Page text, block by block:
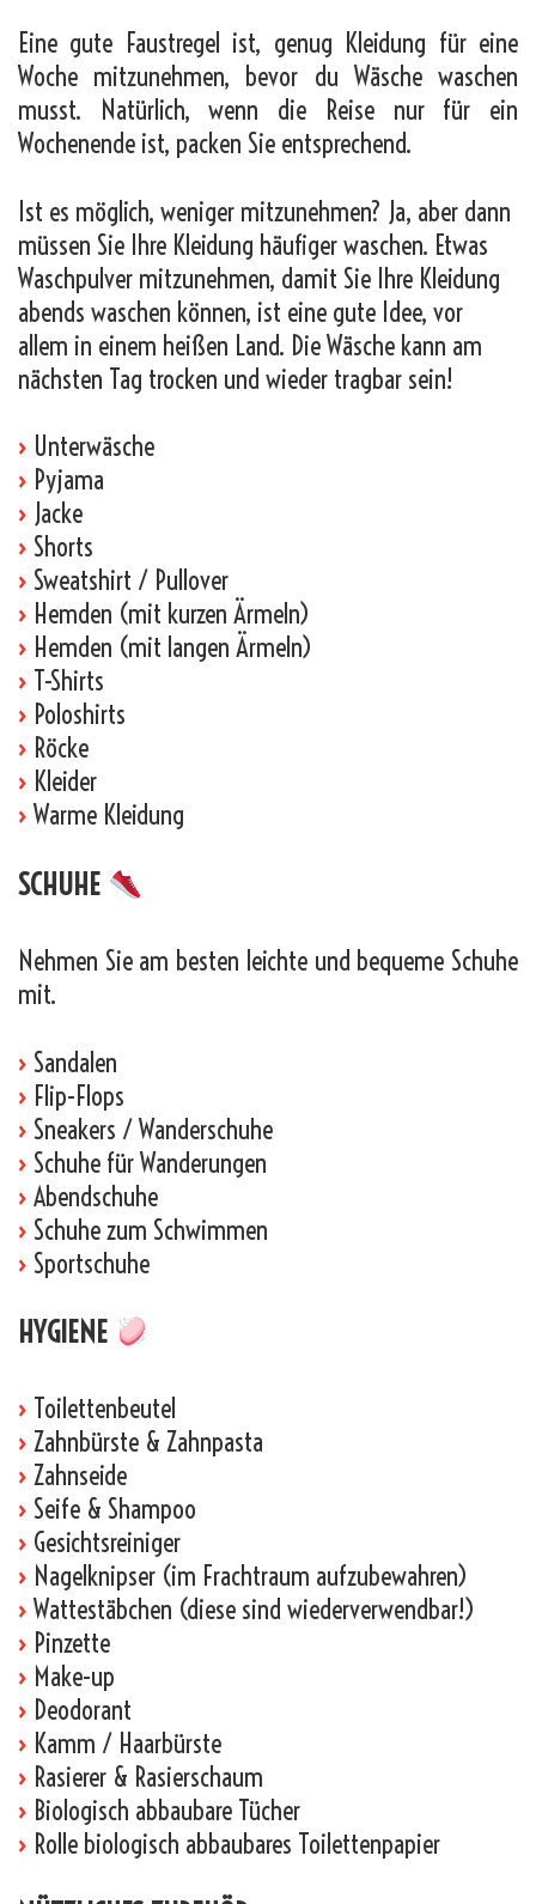
Eine gute Faustregel ist, genug Kleidung für eine
Woche mitzunehmen, bevor du Wäsche waschen
musst. Natürlich, wenn die Reise nur für ein
Wochenende ist, packen Sie entsprechend.
Ist es möglich, weniger mitzunehmen? Ja, aber dann
müssen Sie Ihre Kleidung häufiger waschen. Etwas
Waschpulver mitzunehmen, damit Sie Ihre Kleidung
abends waschen können, ist eine gute Idee, vor
allem in einem heißen Land. Die Wäsche kann am
nächsten Tag trocken und wieder tragbar sein!
› Unterwäsche
› Pyjama
› Jacke
› Shorts
› Sweatshirt / Pullover
› Hemden (mit kurzen Ärmeln)
› Hemden (mit langen Ärmeln)
› T-Shirts
› Poloshirts
› Röcke
› Kleider
› Warme Kleidung
SCHUHE
Nehmen Sie am besten leichte und bequeme Schuhe
mit.
› Sandalen
› Flip-Flops
› Sneakers / Wanderschuhe
› Schuhe für Wanderungen
› Abendschuhe
› Schuhe zum Schwimmen
› Sportschuhe
HYGIENE
› Toilettenbeutel
› Zahnbürste & Zahnpasta
› Zahnseide
› Seife & Shampoo
› Gesichtsreiniger
› Nagelknipser (im Frachtraum aufzubewahren)
› Wattestäbchen (diese sind wiederverwendbar!)
› Pinzette
› Make-up
› Deodorant
› Kamm / Haarbürste
› Rasierer & Rasierschaum
› Biologisch abbaubare Tücher
› Rolle biologisch abbaubares Toilettenpapier